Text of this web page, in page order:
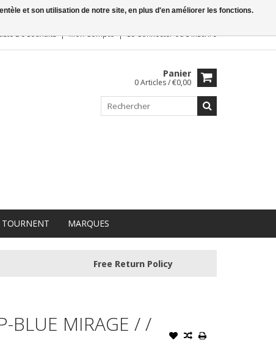
De Souhaits Mon Compte Se ConnecterouS'inscrire
Panier
0 Articles / €0,00
MARQUES
Free Return Policy
BLUE MIRAGE / /
et son utilisation de notre site, en plus d'en améliorer les fonctions.